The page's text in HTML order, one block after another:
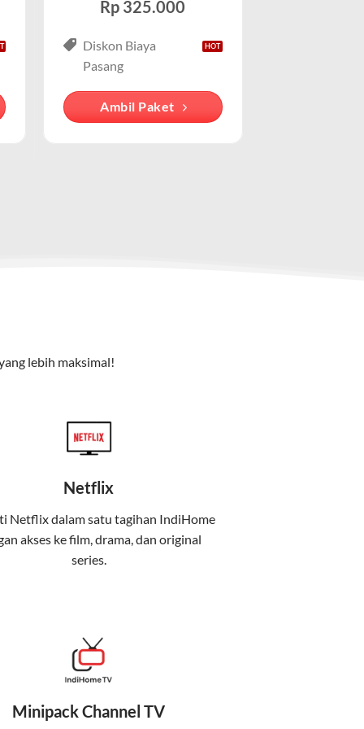
mengasosiasikan layanan WiFi rumah
IndiHome , meskipun ada penyedia
lengkap. Cocok untuk keluarga atau pelaku bisnis kecil
TV), dan telepon rumah. Dengan paket ini, Anda bisa
Telkomsel One, sebuah
dan komunikasi dalam satu paket
internet (Telkomsel) dalam satu paket.
baik di rumah maupun saat bepergian.
Rp 325.000
Diskon Biaya
Pasang
Ambil Paket
lebih maksimal!
Netflix
Netflix dalam satu tagihan IndiHome
akses ke film, drama, dan original
series.
Minipack Channel TV